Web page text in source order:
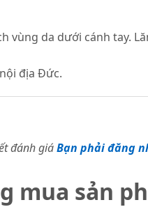
vùng da dưới cánh tay.
địa Đức.
đánh giáBạn phải đăng
mua sản